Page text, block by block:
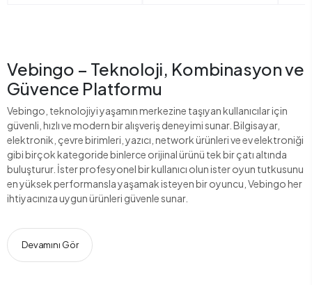
Vebingo – Teknoloji, Kombinasyon ve
Güvence Platformu
Vebingo, teknolojiyi yaşamın merkezine taşıyan kullanıcılar için
güvenli, hızlı ve modern bir alışveriş deneyimi sunar. Bilgisayar,
elektronik, çevre birimleri, yazıcı, network ürünleri ve ev elektroniği
gibi birçok kategoride binlerce orijinal ürünü tek bir çatı altında
buluşturur. İster profesyonel bir kullanıcı olun ister oyun tutkusunu
en yüksek performansla yaşamak isteyen bir oyuncu, Vebingo her
ihtiyacınıza uygun ürünleri güvenle sunar.
Devamını Gör